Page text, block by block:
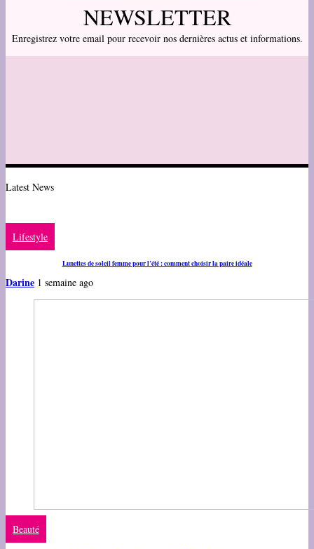
NEWSLETTER
Enregistrez votre email pour recevoir nos dernières actus et informations.
Latest News
Lifestyle
Lunettes de soleil femme pour l’été : comment choisir la paire idéale
Darine 1 semaine ago
Beauté